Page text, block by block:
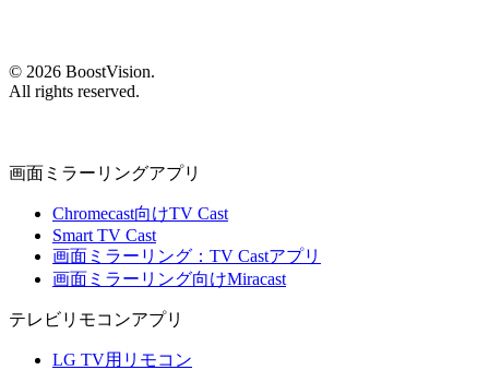
© 2026 BoostVision.
All rights reserved.
画面ミラーリングアプリ
Chromecast向けTV Cast
Smart TV Cast
画面ミラーリング：TV Castアプリ
画面ミラーリング向けMiracast
テレビリモコンアプリ
LG TV用リモコン